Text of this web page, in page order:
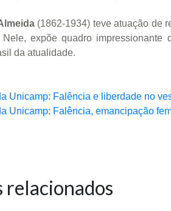
(1862-1934) teve atuação de
Nele, expõe quadro
da atualidade.
Unicamp: Falência e liberdade no
Unicamp: Falência, emancipação
relacionados